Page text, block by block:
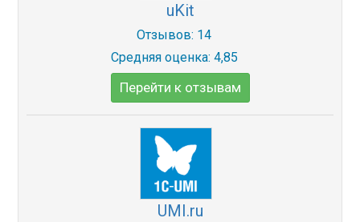
uKit
Отзывов: 14
Средняя оценка: 4,85
Перейти к отзывам
UMI.ru